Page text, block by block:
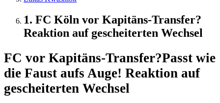
1. FC Köln vor Kapitäns-Transfer?
Reaktion auf gescheiterten Wechsel
FC vor Kapitäns-Transfer?Passt wie
die Faust aufs Auge! Reaktion auf
gescheiterten Wechsel